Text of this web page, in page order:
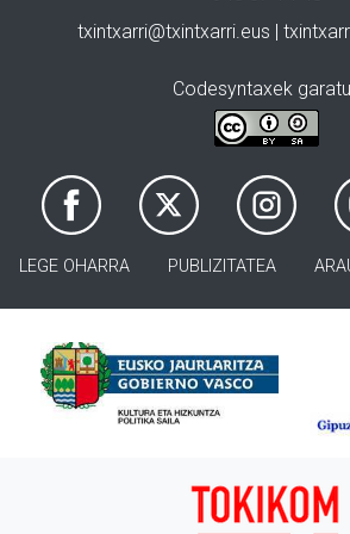
txintxarri@txintxarri.eus |
Codesyntaxek
LEGE OHARRA PUBLIZITATEA